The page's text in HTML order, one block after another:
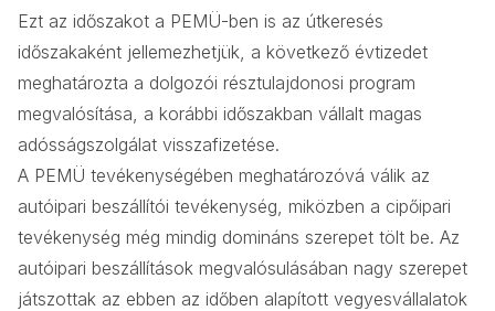
Ezt az időszakot a PEMÜ-ben is az útkeresés
időszakaként jellemezhetjük, a következő évtizedet
meghatározta a dolgozói résztulajdonosi program
megvalósítása, a korábbi időszakban vállalt magas
adósságszolgálat visszafizetése.
A PEMÜ tevékenységében meghatározóvá válik az
autóipari beszállítói tevékenység, miközben a cipőipari
tevékenység még mindig domináns szerepet tölt be. Az
autóipari beszállítások megvalósulásában nagy szerepet
játszottak az ebben az időben alapított vegyesvállalatok